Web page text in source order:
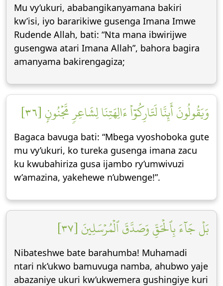
Mu vy’ukuri, ababangikanyamana bakiri
kw’isi, iyo bararikiwe gusenga Imana Imwe
Rudende Allah, bati: “Nta mana ibwirijwe
gusengwa atari Imana Allah”, bahora bagira
amanyama bakirengagiza;
وَيَقُولُونَ أَئِنَّا لَتَارِكُوٓاْ ءَالِهَتِنَا لِشَاعِرٖ مَّجۡنُونِۭ [٣٦]
Bagaca bavuga bati: “Mbega vyoshoboka gute
mu vy’ukuri, ko tureka gusenga imana zacu
ku kwubahiriza gusa ijambo ry’umwivuzi
w’amazina, yakehewe n’ubwenge!”.
بَلۡ جَآءَ بِٱلۡحَقِّ وَصَدَّقَ ٱلۡمُرۡسَلِينَ [٣٧]
Nibateshwe bate barahumba! Muhamadi
ntari nk’ukwo bamuvuga namba, ahubwo yaje
abazaniye ukuri kw’ukwemera gushingiye kuri